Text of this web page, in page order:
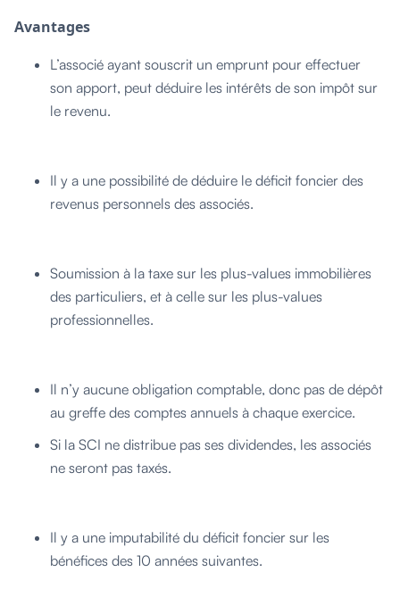
Avantages
L’associé ayant souscrit un emprunt pour effectuer
son apport, peut déduire les intérêts de son impôt sur
le revenu.
Il y a une possibilité de déduire le déficit foncier des
revenus personnels des associés.
Soumission à la taxe sur les plus-values immobilières
des particuliers, et à celle sur les plus-values
professionnelles.
Il n’y aucune obligation comptable, donc pas de dépôt
au greffe des comptes annuels à chaque exercice.
Si la SCI ne distribue pas ses dividendes, les associés
ne seront pas taxés.
Il y a une imputabilité du déficit foncier sur les
bénéfices des 10 années suivantes.